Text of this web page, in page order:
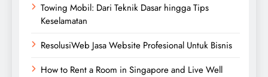
Towing Mobil: Dari Teknik Dasar hingga Tips
Keselamatan
ResolusiWeb Jasa Website Profesional Untuk Bisnis
How to Rent a Room in Singapore and Live Well